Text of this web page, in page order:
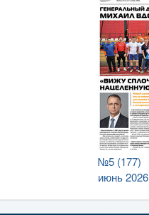
№5 (177)
июнь 2026